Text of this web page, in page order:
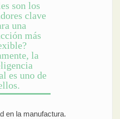
son los
clave
una
más
la
es uno de
en la manufactura.